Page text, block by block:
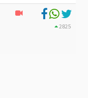
2825